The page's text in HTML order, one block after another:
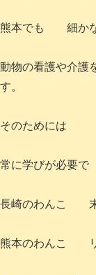
熊本でも 細か
動物の看護や介護
す。
そのためには
常に学びが必要
長崎のわんこ 末
熊本のわんこ リ